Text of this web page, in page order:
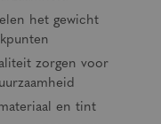
het gewicht
zorgen voor
en tint